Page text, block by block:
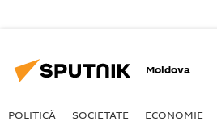
Moldova
POLITICĂ SOCIETATE ECONOMIE